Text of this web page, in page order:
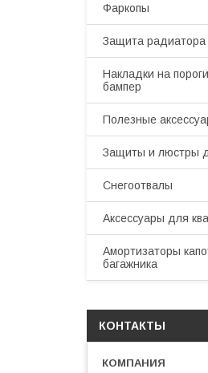
Фаркопы
Защита радиатора
Накладки на
бампер
Полезные
Защиты и люстры
Снегоотвалы
Аксессуары для
Амортизаторы
багажника
КОНТАКТЫ